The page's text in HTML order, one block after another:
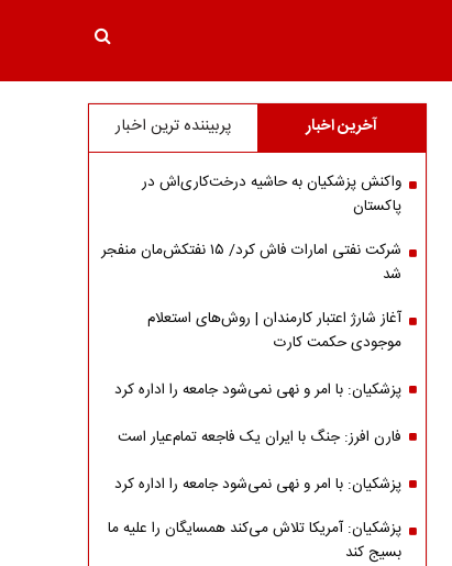
آخرین اخبار پربیننده ترین اخبار
واکنش پزشکیان به حاشیه درخت‌کاری‌اش در
پاکستان
شرکت نفتی امارات فاش کرد/ ۱۵ نفتکش‌مان منفجر
شد
آغاز شارژ اعتبار کارمندان | روش‌های استعلام
موجودی حکمت کارت
پزشکیان: با امر و نهی نمی‌شود جامعه را اداره کرد
فارن افرز: جنگ با ایران یک فاجعه تمام‌عیار است
پزشکیان: با امر و نهی نمی‌شود جامعه را اداره کرد
پزشکیان: آمریکا تلاش می‌کند همسایگان را علیه ما
بسیج کند